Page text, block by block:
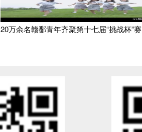
20万余名赣鄱青年齐聚第十七届“挑战杯”赛